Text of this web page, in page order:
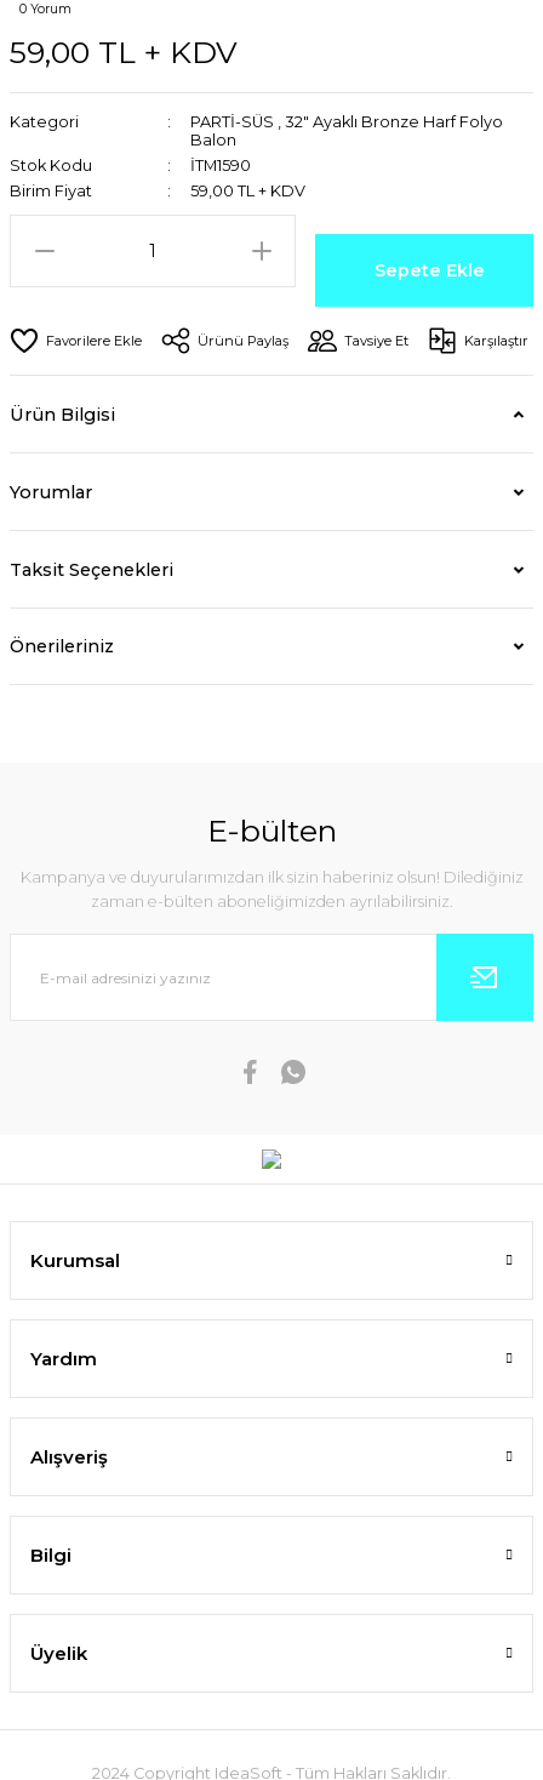
0 Yorum
59,00 TL + KDV
Kategori PARTİ-SÜS , 32″ Ayaklı Bronze Harf Folyo
Balon
Stok Kodu
İTM1590
Birim Fiyat
59,00 TL + KDV
Sepete Ekle
Ürünü Paylaş Tavsiye Et Karşılaştır
Ürün Bilgisi
Yorumlar
Taksit Seçenekleri
Önerileriniz
E-bülten
Kampanya ve duyurularımızdan ilk sizin haberiniz olsun! Dilediğiniz
zaman e-bülten aboneliğimizden ayrılabilirsiniz.
Kurumsal
Yardım
Alışveriş
Bilgi
Üyelik
2024 Copyright IdeaSoft - Tüm Hakları Saklıdır.